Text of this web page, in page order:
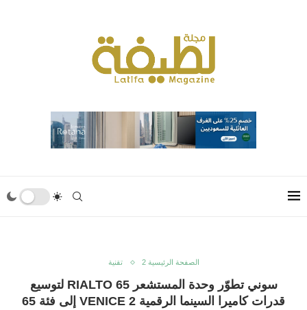
الصفحة الرئيسية 2 تقنية
سوني تطوّر وحدة المستشعر RIALTO 65 لتوسيع
قدرات كاميرا السينما الرقمية VENICE 2 إلى فئة 65